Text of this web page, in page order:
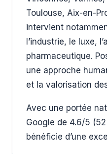
Toulouse, Aix-en-
intervient
l’industrie, le luxe,
pharmaceutique.
une approche
et la valorisation
Avec une portée
Google de 4.6/5
bénéficie d’une